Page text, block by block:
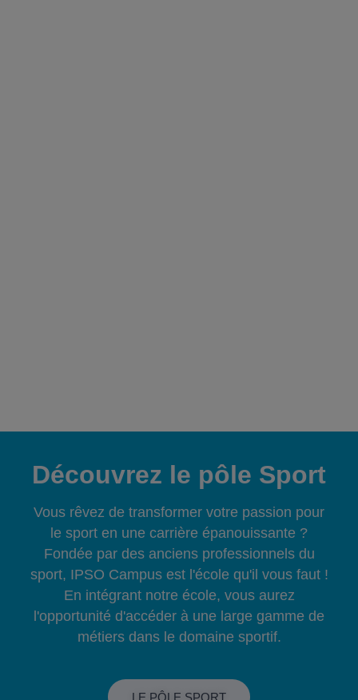
Découvrez le pôle Sport
Vous rêvez de transformer votre passion pour
le sport en une carrière épanouissante ?
Fondée par des anciens professionnels du
sport, IPSO Campus est l'école qu'il vous faut !
En intégrant notre école, vous aurez
l'opportunité d'accéder à une large gamme de
métiers dans le domaine sportif.
LE PÔLE SPORT